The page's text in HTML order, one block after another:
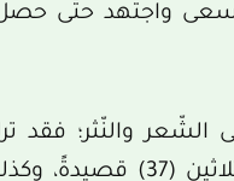
فسعى واجتهد حتّى
الشّعر والنّثر؛ فقد